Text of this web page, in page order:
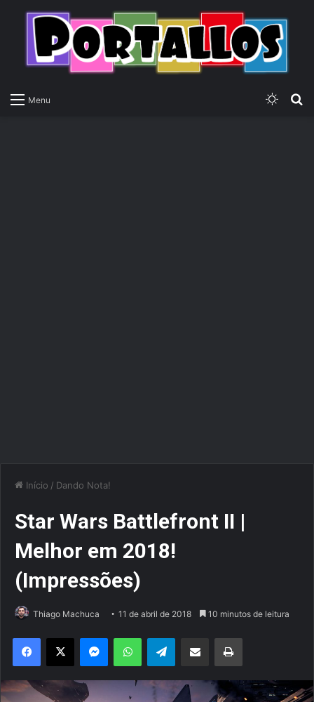
Menu
Início / Dando Nota!
Star Wars Battlefront II |
Melhor em 2018!
(Impressões)
Thiago Machuca 11 de abril de 2018 10 minutos de leitura